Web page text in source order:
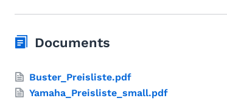
Documents
Buster_Preisliste.pdf
Yamaha_Preisliste_small.pdf